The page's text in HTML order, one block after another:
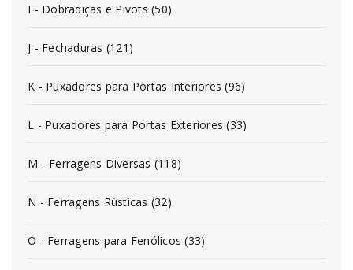
I - Dobradiças e Pivots (50)
J - Fechaduras (121)
K - Puxadores para Portas Interiores (96)
L - Puxadores para Portas Exteriores (33)
M - Ferragens Diversas (118)
N - Ferragens Rústicas (32)
O - Ferragens para Fenólicos (33)